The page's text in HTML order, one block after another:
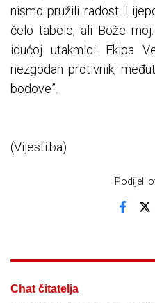
nismo pružili radost.
čelo tabele, ali Bože
idućoj utakmici. Ekipa
nezgodan protivnik,
bodove”.
(Vijesti.ba)
Podijeli
Chat čitatelja